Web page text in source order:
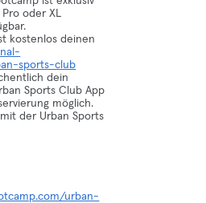
oder XL
kostenlos deinen
sports-club
dein
Sports Club App
möglich.
der Urban Sports
urban-